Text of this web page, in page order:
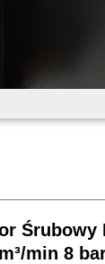
Śrubowy
min 8